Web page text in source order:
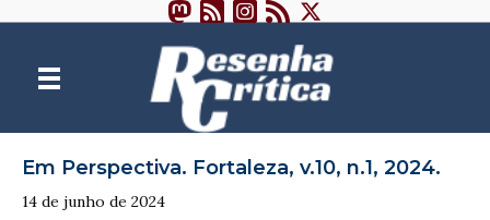
Em Perspectiva. Fortaleza, v.10, n.1, 2024.
14 de junho de 2024